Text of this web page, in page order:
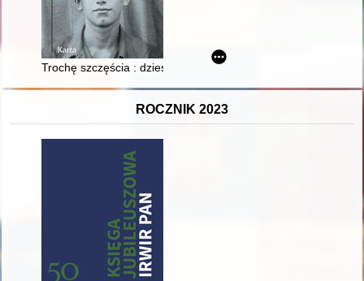
Trochę szczęścia : dziesięć lat łagru i zesłania 1945-1955
ROCZNIK 2023